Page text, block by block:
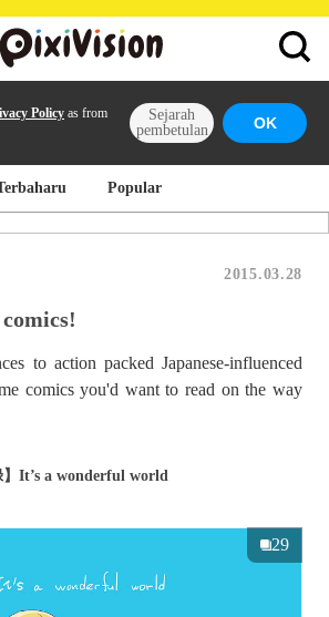
Policy as from
Sejarah
pembetulan
OK
Popular
2015.03.28
to action packed Japanese-influenced
comics you'd want to read on the way
】It’s a wonderful world
29